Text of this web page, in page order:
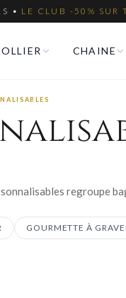
• LE CLUB -50% SUR
CHAINE
GOURMETTE À